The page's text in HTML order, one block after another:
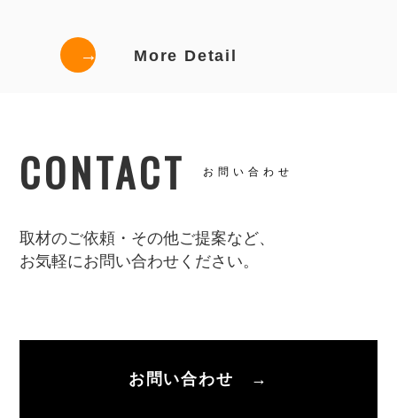
→ More Detail
CONTACT お問い合わせ
取材のご依頼・その他ご提案など、
お気軽にお問い合わせください。
お問い合わせ →